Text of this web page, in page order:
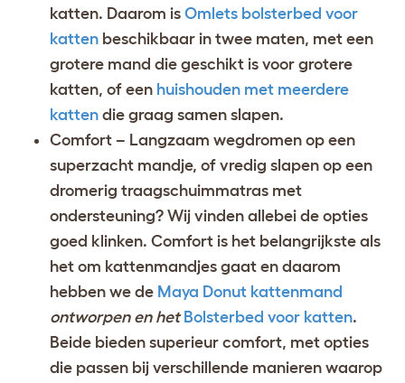
katten. Daarom is Omlets bolsterbed voor
katten beschikbaar in twee maten, met een
grotere mand die geschikt is voor grotere
katten, of een huishouden met meerdere
katten die graag samen slapen.
Comfort – Langzaam wegdromen op een
superzacht mandje, of vredig slapen op een
dromerig traagschuimmatras met
ondersteuning? Wij vinden allebei de opties
goed klinken. Comfort is het belangrijkste als
het om kattenmandjes gaat en daarom
hebben we de Maya Donut kattenmand
ontworpen en het Bolsterbed voor katten.
Beide bieden superieur comfort, met opties
die passen bij verschillende manieren waarop